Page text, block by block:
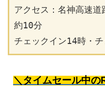
アクセス：名神高速
約10分
チェックイン14時・
＼タイムセール中